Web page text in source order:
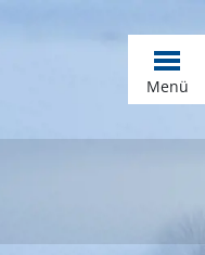
Menü